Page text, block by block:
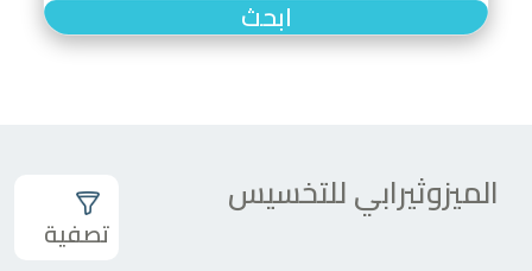
ابحث
الميزوثيرابي للتخسيس
تصفية